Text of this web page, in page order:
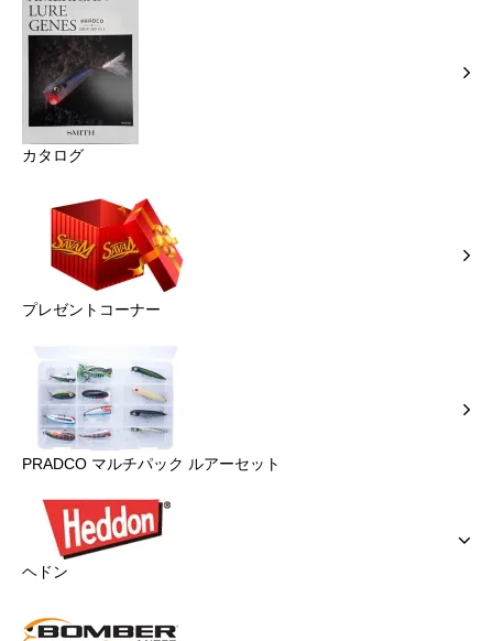
カタログ
プレゼントコーナー
PRADCO マルチパック ルアーセット
ヘドン